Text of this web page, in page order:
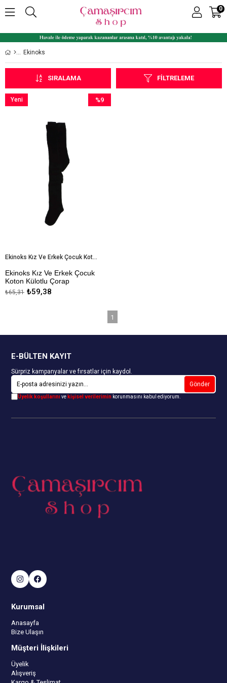
0
Ekinoks
FILTRELEME
SIRALAMA
Ekinoks Kız Ve Erkek Çocuk Koton Külotlu Çorap
Ekinoks Kız Ve Erkek Çocuk
Koton Külotlu Çorap
₺59,38
₺65,31
%9
Yeni
1
E-BÜLTEN KAYIT
Sürpriz kampanyalar ve fırsatlar için kaydol.
Gönder
Üyelik koşullarınıve kişisel verilerimin korunmasını kabul ediyorum.
Kurumsal
Anasayfa
Bize Ulaşın
Müşteri İlişkileri
Üyelik
Alışveriş